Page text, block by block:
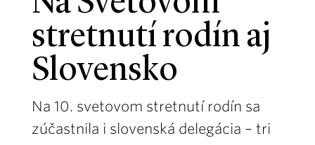
stretnutí rodín aj
Slovensko
Na 10. svetovom stretnutí rodín sa
zúčastnila i slovenská delegácia – tri